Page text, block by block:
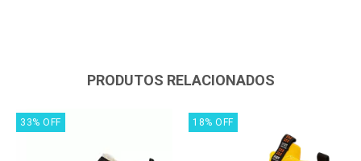
PRODUTOS RELACIONADOS
33% OFF 18% OFF